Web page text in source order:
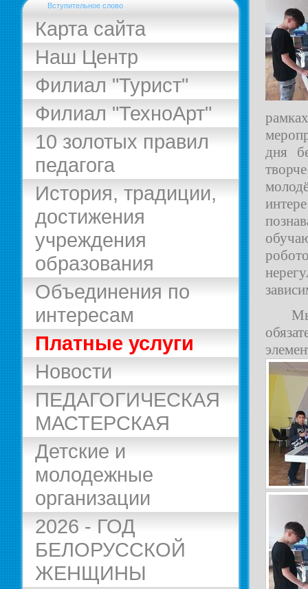
Вступительное слово
Карта сайта
Наш Центр
Филиал "Турист"
Филиал "ТехноАрт"
10 золотых правил
педагога
История, традиции,
достижения
учреждения
образования
Объединения по
интересам
Платные услуги
Новости
ПЕДАГОГИЧЕСКАЯ
МАСТЕРСКАЯ
Детские и
молодежные
организации
2026 - ГОД
БЕЛОРУССКОЙ
ЖЕНЩИНЫ
дня